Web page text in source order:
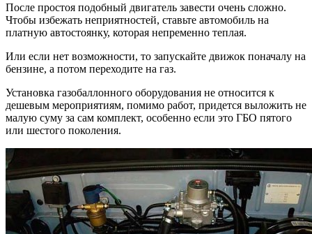
После простоя подобный двигатель завести очень сложно.
Чтобы избежать неприятностей, ставьте автомобиль на
платную автостоянку, которая непременно теплая.
Или если нет возможности, то запускайте движок поначалу на
бензине, а потом переходите на газ.
Установка газобаллонного оборудования не относится к
дешевым мероприятиям, помимо работ, придется выложить не
малую суму за сам комплект, особенно если это ГБО пятого
или шестого поколения.